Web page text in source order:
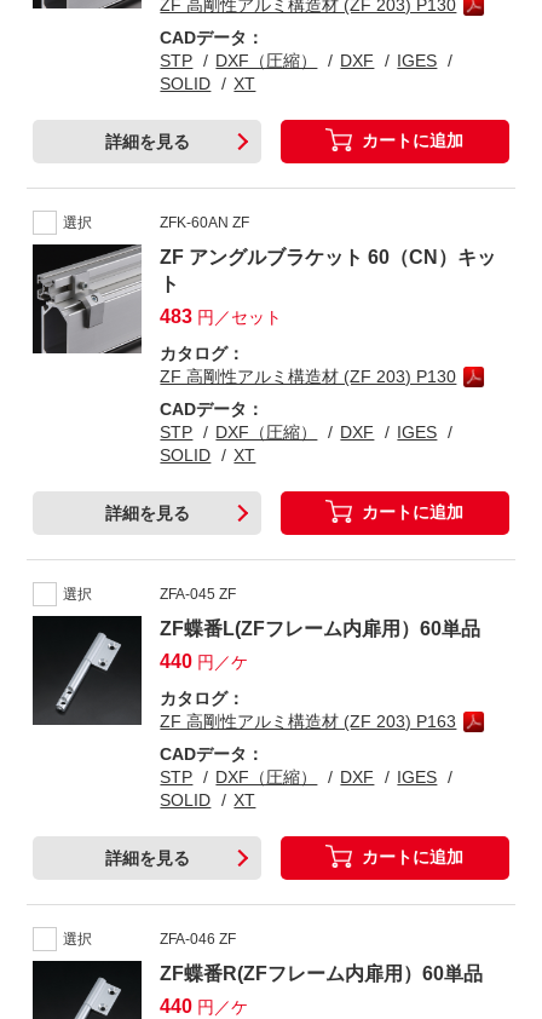
ZF 高剛性アルミ構造材 (ZF 203) P130
CADデータ：
STP
DXF（圧縮） DXF
IGES
SOLID
XT
詳細を見る カートに追加
選択 ZFK-60AN ZF
ZF アングルブラケット 60（CN）キッ
ト
483 円／セット
カタログ：
ZF 高剛性アルミ構造材 (ZF 203) P130
CADデータ：
STP
DXF（圧縮） DXF
IGES
SOLID
XT
詳細を見る カートに追加
選択 ZFA-045 ZF
ZF蝶番L(ZFフレーム内扉用）60単品
440 円／ケ
カタログ：
ZF 高剛性アルミ構造材 (ZF 203) P163
CADデータ：
STP
DXF（圧縮） DXF
IGES
SOLID
XT
詳細を見る カートに追加
選択 ZFA-046 ZF
ZF蝶番R(ZFフレーム内扉用）60単品
440 円／ケ